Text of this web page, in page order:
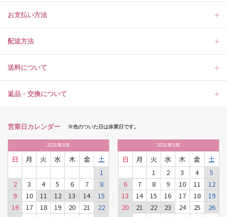
お支払い方法
配送方法
送料について
返品・交換について
営業日カレンダー ※色のついた日は休業日です。
2026年8月
日 月 火 水 木 金
土
1
2
3 4 5 6 7
8
9
10 11 12 13 14
15
16
17 18 19 20 21
22
2026年9月
日 月 火 水 木 金
土
1
2 3 4
5
6
7 8 9 10 11
12
13
14 15 16 17 18
19
20
21 22 23 24 25
26